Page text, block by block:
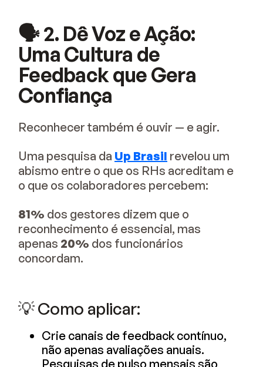
🗣️ 2. Dê Voz e Ação:
Uma Cultura de
Feedback que Gera
Confiança
Reconhecer também é ouvir — e agir.
Uma pesquisa da Up Brasil revelou um
abismo entre o que os RHs acreditam e
o que os colaboradores percebem:
81% dos gestores dizem que o
reconhecimento é essencial, mas
apenas 20% dos funcionários
concordam.
💡 Como aplicar:
Crie canais de feedback contínuo,
não apenas avaliações anuais.
Pesquisas de pulso mensais são